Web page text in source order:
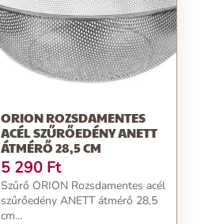
ORION ROZSDAMENTES
ACÉL SZŰRŐEDÉNY ANETT
ÁTMÉRŐ 28,5 CM
5 290 Ft
Szűrő ORION Rozsdamentes acél
szűrőedény ANETT átmérő 28,5
cm...